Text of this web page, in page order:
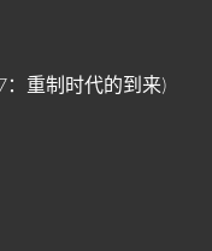
重制时代的到来)